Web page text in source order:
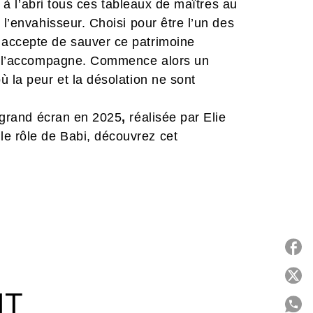
l’abri tous ces tableaux de maîtres au
Choisi pour être l’un des
de sauver ce patrimoine
Commence alors un
la peur et la désolation ne sont
écran en 2025, réalisée par Elie
rôle de Babi, découvrez cet
son propre grand-père à travers le